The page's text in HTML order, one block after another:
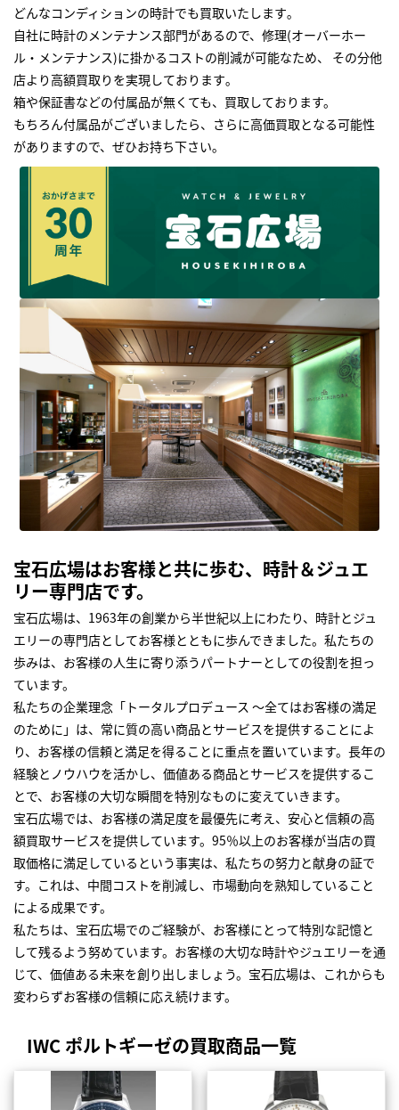
どんなコンディションの時計でも買取いたします｡
自社に時計のメンテナンス部門があるので、修理(オーバーホー
ル・メンテナンス)に掛かるコストの削減が可能なため、 その分他
店より高額買取りを実現しております｡
箱や保証書などの付属品が無くても、買取しております。
もちろん付属品がございましたら、さらに高価買取となる可能性
がありますので、ぜひお持ち下さい｡
宝石広場はお客様と共に歩む、時計＆ジュエ
リー専門店です。
宝石広場は、1963年の創業から半世紀以上にわたり、時計とジュ
エリーの専門店としてお客様とともに歩んできました。私たちの
歩みは、お客様の人生に寄り添うパートナーとしての役割を担っ
ています。
私たちの企業理念「トータルプロデュース ～全てはお客様の満足
のために」は、常に質の高い商品とサービスを提供することによ
り、お客様の信頼と満足を得ることに重点を置いています。長年の
経験とノウハウを活かし、価値ある商品とサービスを提供するこ
とで、お客様の大切な瞬間を特別なものに変えていきます。
宝石広場では、お客様の満足度を最優先に考え、安心と信頼の高
額買取サービスを提供しています。95％以上のお客様が当店の買
取価格に満足しているという事実は、私たちの努力と献身の証で
す。これは、中間コストを削減し、市場動向を熟知していること
による成果です。
私たちは、宝石広場でのご経験が、お客様にとって特別な記憶と
して残るよう努めています。お客様の大切な時計やジュエリーを通
じて、価値ある未来を創り出しましょう。宝石広場は、これからも
変わらずお客様の信頼に応え続けます。
IWC ポルトギーゼの買取商品一覧